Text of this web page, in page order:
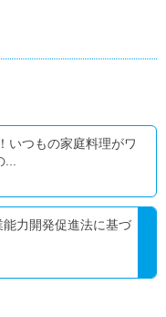
いつもの家庭料理がワ
力開発促進法に基づ